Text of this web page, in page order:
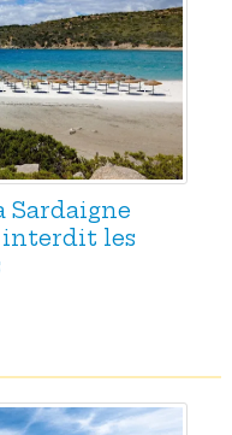
Sardaigne
interdit les